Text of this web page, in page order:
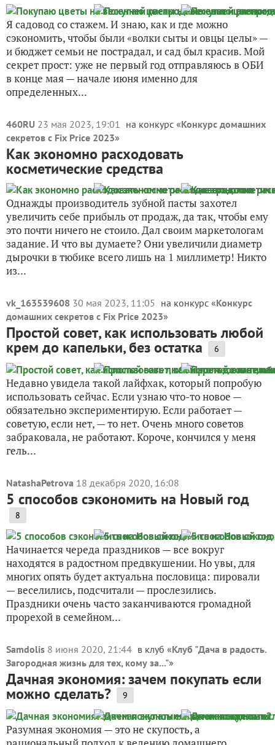
Я садовод со стажем. И знаю, как и где можно
сэкономить, чтобы были «волки сыты и овцы целы» —
и бюджет семьи не пострадал, и сад был красив. Мой
секрет прост: уже не первый год отправляюсь в ОБИ
в конце мая — начале июня именно для
определенных...
460RU 23 мая 2023, 19:01 на конкурс «Конкурс домашних
секретов с Fix Price 2023»
Как экономно расходовать
косметические средства
Однажды производитель зубной пасты захотел
увеличить себе прибыль от продаж, да так, чтобы ему
это почти ничего не стоило. Дал своим маркетологам
задание. И что вы думаете? Они увеличили диаметр
дырочки в тюбике всего лишь на 1 миллиметр! Никто
из...
vk_163539608 30 мая 2023, 11:05 на конкурс «Конкурс
домашних секретов с Fix Price 2023»
Простой совет, как использовать любой
крем до капельки, без остатка 6
Недавно увидела такой лайфхак, который попробую
использовать сейчас. Если узнаю что-то новое —
обязательно экспериментирую. Если работает —
советую, если нет, — то нет. Очень много советов
забраковала, не работают. Короче, кончился у меня
гель...
NatashaPetrova 18 декабря 2020, 16:08
5 способов сэкономить на Новый год
8
Начинается череда праздников — все вокруг
находятся в радостном предвкушении. Но увы, для
многих опять будет актуальна пословица: пировали
— веселились, подсчитали — прослезились.
Праздники очень часто заканчиваются громадной
прорехой в семейном...
Samdolis 8 июня 2020, 21:44 в клуб «Клуб "Дача в радость.
Загородная жизнь для тех, кому за..."»
Дачная экономия: зачем покупать если
можно сделать? 9
Разумная экономия — это не скупость, а